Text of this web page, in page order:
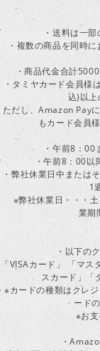
・送料は一
・複数の商品を同時
・商品代金合計
・タミヤカード会員様
込)以上
ただし、Amazon Pay
もカード会員
・午前8：00
・午前8：00以
・弊社休業日中または
1
※弊社休業日・・・
業期
・以下の
「VISAカード」 「マ
スカード」「
※カードの種類はクレ
ード
※お
・